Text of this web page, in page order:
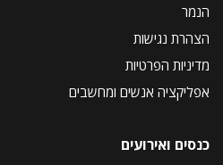
הנמר
הצהרת נגישות
מדיניות הפרטיות
אפליקציה אנשים ומחשבים
כנסים ואירועים